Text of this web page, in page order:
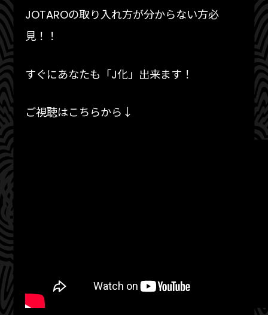
JOTAROの取り入れ方が分からない方必
見！！
すぐにあなたも「J化」出来ます！
ご視聴はこちらから↓